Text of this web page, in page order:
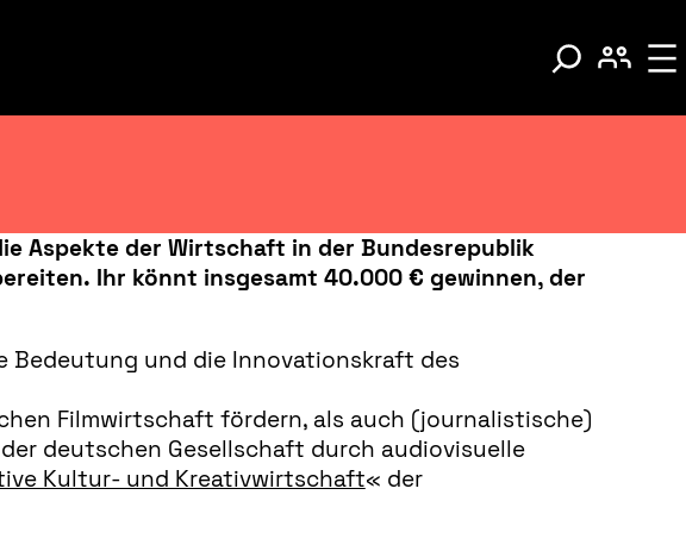
Aspekte der Wirtschaft in der Bundesrepublik
Ihr könnt insgesamt 40.000 € gewinnen, der
Bedeutung und die Innovationskraft des
Filmwirtschaft fördern, als auch (journalistische)
deutschen Gesellschaft durch audiovisuelle
Kultur- und Kreativwirtschaft« der